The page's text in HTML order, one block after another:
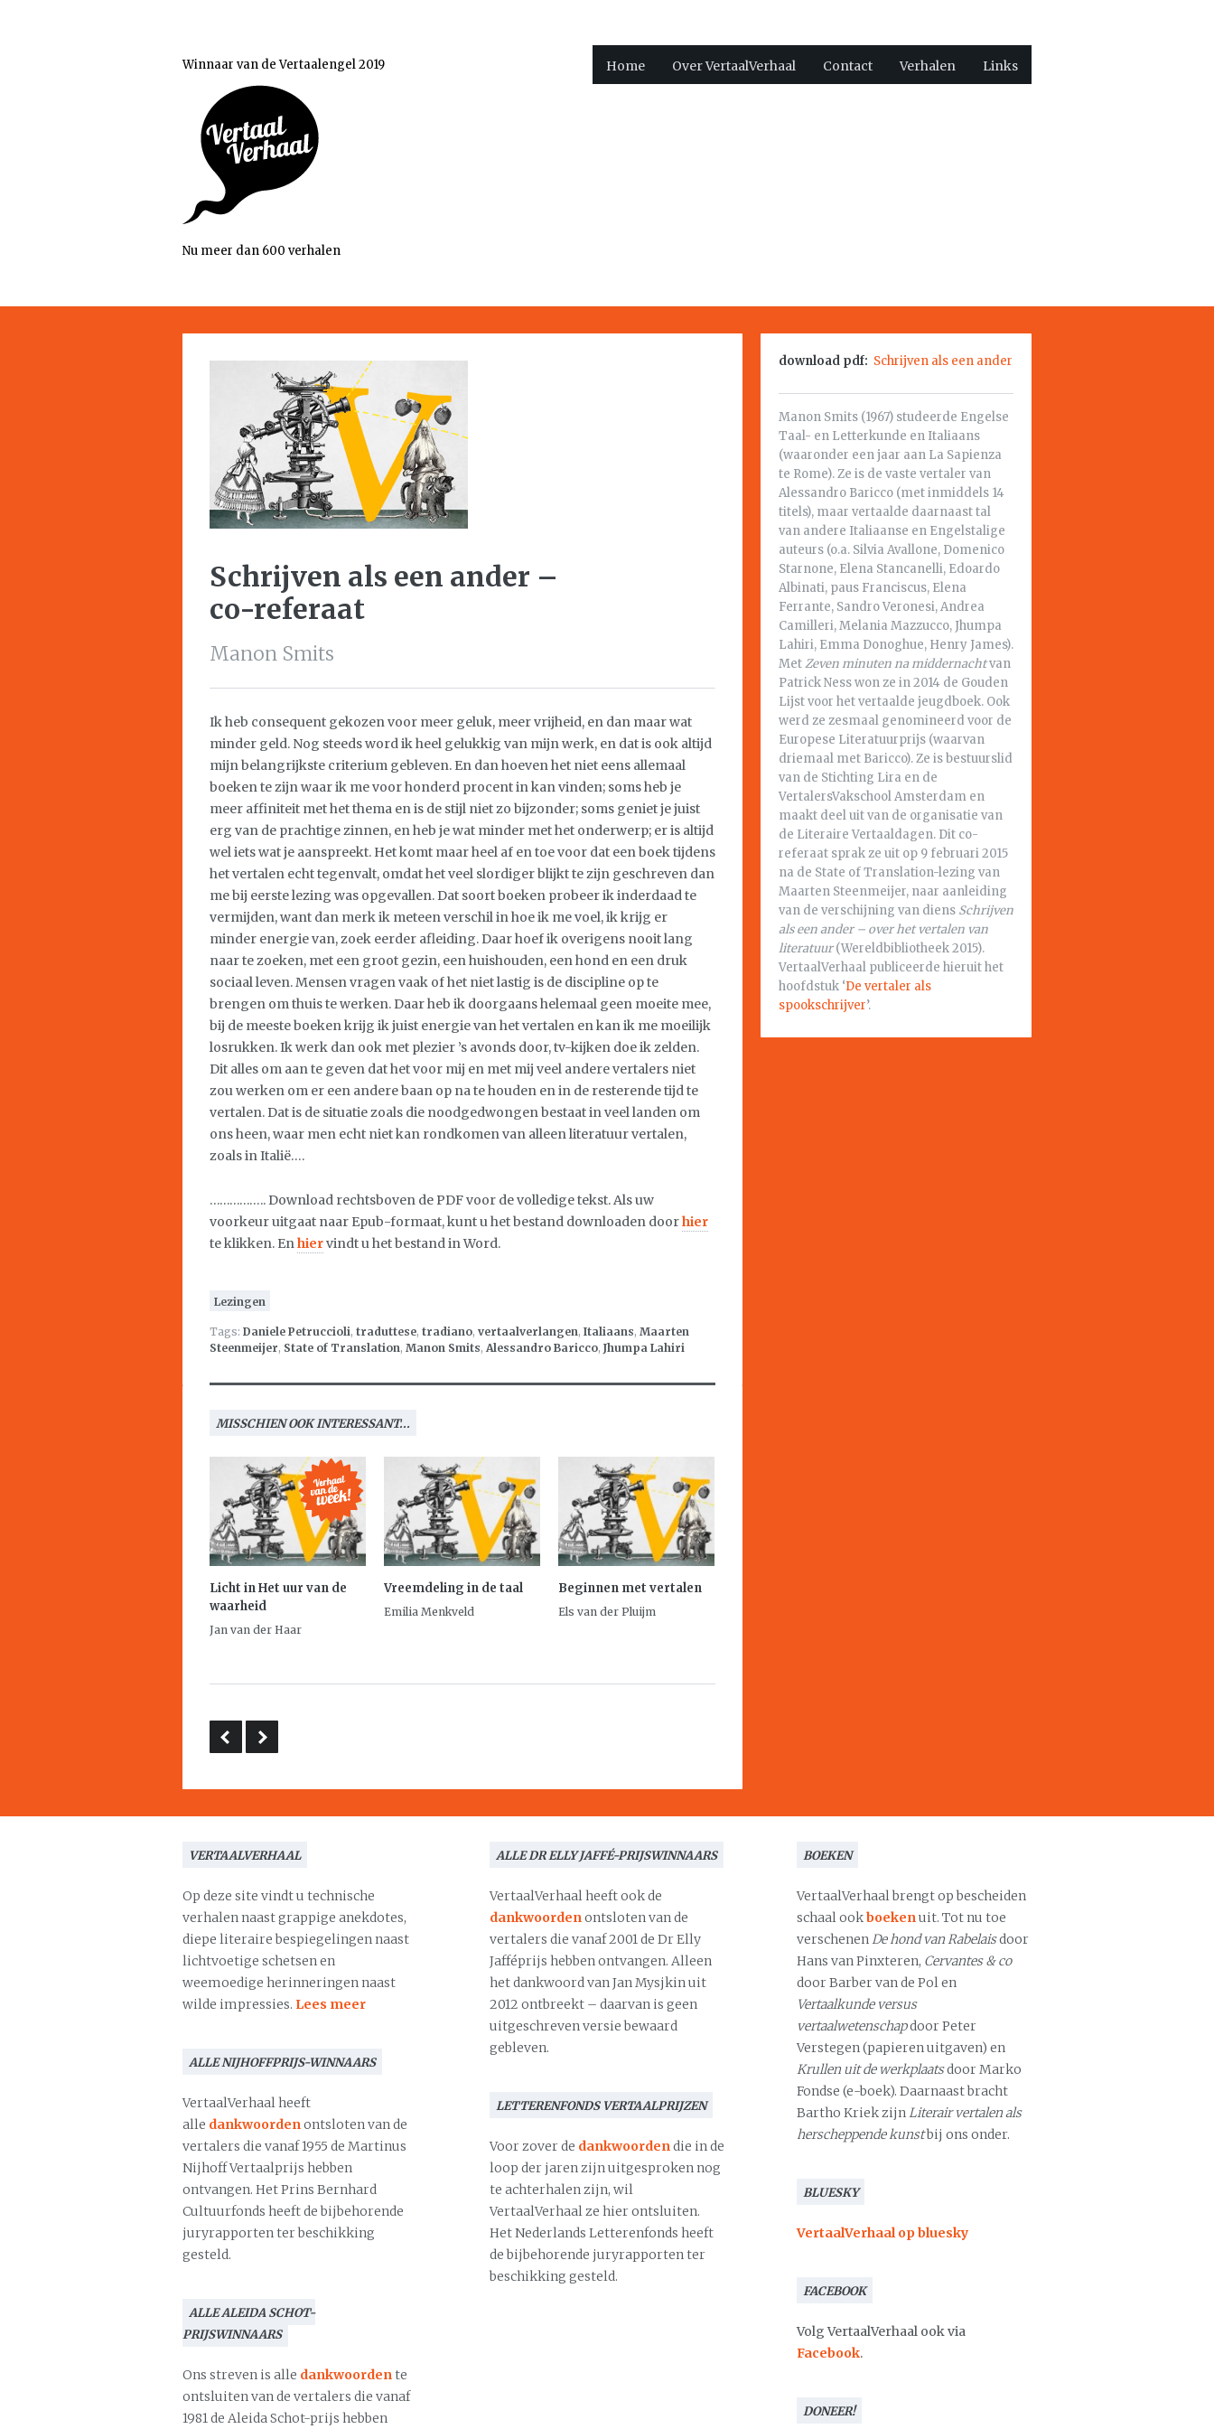
Winnaar van de Vertaalengel 2019
Nu meer dan 600 verhalen
Home Over VertaalVerhaal Contact Verhalen Links
Schrijven als een ander –
co-referaat
Manon Smits
Ik heb consequent gekozen voor meer geluk, meer vrijheid, en dan maar wat
minder geld. Nog steeds word ik heel gelukkig van mijn werk, en dat is ook altijd
mijn belangrijkste criterium gebleven. En dan hoeven het niet eens allemaal
boeken te zijn waar ik me voor honderd procent in kan vinden; soms heb je
meer affiniteit met het thema en is de stijl niet zo bijzonder; soms geniet je juist
erg van de prachtige zinnen, en heb je wat minder met het onderwerp; er is altijd
wel iets wat je aanspreekt. Het komt maar heel af en toe voor dat een boek tijdens
het vertalen echt tegenvalt, omdat het veel slordiger blijkt te zijn geschreven dan
me bij eerste lezing was opgevallen. Dat soort boeken probeer ik inderdaad te
vermijden, want dan merk ik meteen verschil in hoe ik me voel, ik krijg er
minder energie van, zoek eerder afleiding. Daar hoef ik overigens nooit lang
naar te zoeken, met een groot gezin, een huishouden, een hond en een druk
sociaal leven. Mensen vragen vaak of het niet lastig is de discipline op te
brengen om thuis te werken. Daar heb ik doorgaans helemaal geen moeite mee,
bij de meeste boeken krijg ik juist energie van het vertalen en kan ik me moeilijk
losrukken. Ik werk dan ook met plezier ’s avonds door, tv-kijken doe ik zelden.
Dit alles om aan te geven dat het voor mij en met mij veel andere vertalers niet
zou werken om er een andere baan op na te houden en in de resterende tijd te
vertalen. Dat is de situatie zoals die noodgedwongen bestaat in veel landen om
ons heen, waar men echt niet kan rondkomen van alleen literatuur vertalen,
zoals in Italië….
…………….. Download rechtsboven de PDF voor de volledige tekst. Als uw
voorkeur uitgaat naar Epub-formaat, kunt u het bestand downloaden doorhier
te klikken. Enhiervindt u het bestand in Word.
Lezingen
Tags: Daniele Petruccioli, traduttese, tradiano, vertaalverlangen, Italiaans, Maarten
Steenmeijer, State of Translation, Manon Smits, Alessandro Baricco, Jhumpa Lahiri
download pdf: Schrijven als een ander
Manon Smits (1967) studeerde Engelse
Taal- en Letterkunde en Italiaans
(waaronder een jaar aan La Sapienza
te Rome). Ze is de vaste vertaler van
Alessandro Baricco (met inmiddels 14
titels), maar vertaalde daarnaast tal
van andere Italiaanse en Engelstalige
auteurs (o.a. Silvia Avallone, Domenico
Starnone, Elena Stancanelli, Edoardo
Albinati, paus Franciscus, Elena
Ferrante, Sandro Veronesi, Andrea
Camilleri, Melania Mazzucco, Jhumpa
Lahiri, Emma Donoghue, Henry James).
MetZeven minuten na middernachtvan
Patrick Ness won ze in 2014 de Gouden
Lijst voor het vertaalde jeugdboek. Ook
werd ze zesmaal genomineerd voor de
Europese Literatuurprijs (waarvan
driemaal met Baricco). Ze is bestuurslid
van de Stichting Lira en de
VertalersVakschool Amsterdam en
maakt deel uit van de organisatie van
de Literaire Vertaaldagen. Dit co-
referaat sprak ze uit op 9 februari 2015
na de State of Translation-lezing van
Maarten Steenmeijer, naar aanleiding
van de verschijning van diens Schrijven
als een ander – over het vertalen van
literatuur(Wereldbibliotheek 2015).
VertaalVerhaal publiceerde hieruit het
hoofdstuk ‘De vertaler als
spookschrijver’.
MISSCHIEN OOK INTERESSANT...
Licht inHet uur van de
waarheid
Jan van der Haar
Vreemdeling in de taal
Emilia Menkveld
Beginnen met vertalen
Els van der Pluijm
VERTAALVERHAAL
Op deze site vindt u technische
verhalen naast grappige anekdotes,
diepe literaire bespiegelingen naast
lichtvoetige schetsen en
weemoedige herinneringen naast
wilde impressies. Lees meer
ALLE NIJHOFFPRIJS-WINNAARS
VertaalVerhaal heeft
alle dankwoordenontsloten van de
vertalers die vanaf 1955 de Martinus
Nijhoff Vertaalprijs hebben
ontvangen. Het Prins Bernhard
Cultuurfonds heeft de bijbehorende
juryrapporten ter beschikking
gesteld.
ALLE ALEIDA SCHOT-
PRIJSWINNAARS
Ons streven is alle dankwoordente
ontsluiten van de vertalers die vanaf
1981 de Aleida Schot-prijs hebben
ALLE DR ELLY JAFFÉ-PRIJSWINNAARS
VertaalVerhaal heeft ook de
dankwoordenontsloten van de
vertalers die vanaf 2001 de Dr Elly
Jafféprijs hebben ontvangen. Alleen
het dankwoord van Jan Mysjkin uit
2012 ontbreekt – daarvan is geen
uitgeschreven versie bewaard
gebleven.
LETTERENFONDS VERTAALPRIJZEN
Voor zover de dankwoordendie in de
loop der jaren zijn uitgesproken nog
te achterhalen zijn, wil
VertaalVerhaal ze hier ontsluiten.
Het Nederlands Letterenfonds heeft
de bijbehorende juryrapporten ter
beschikking gesteld.
BOEKEN
VertaalVerhaal brengt op bescheiden
schaal ookboekenuit. Tot nu toe
verschenenDe hond van Rabelaisdoor
Hans van Pinxteren, Cervantes & co
door Barber van de Pol en
Vertaalkunde versus
vertaalwetenschapdoor Peter
Verstegen (papieren uitgaven) en
Krullen uit de werkplaatsdoor Marko
Fondse (e-boek). Daarnaast bracht
Bartho Kriek zijnLiterair vertalen als
herscheppende kunstbij ons onder.
BLUESKY
VertaalVerhaal op bluesky
FACEBOOK
Volg VertaalVerhaal ook via
Facebook.
DONEER!